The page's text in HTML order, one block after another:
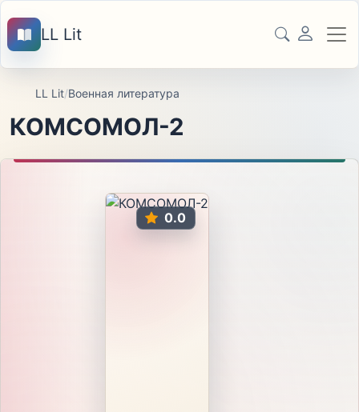
LL Lit
LL Lit/Военная литература
КОМСОМОЛ-2
0.0